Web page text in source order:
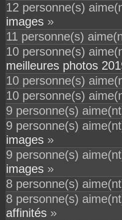
12 personne(s)
images »
11 personne(s)
10 personne(s)
meilleures photos
10 personne(s)
10 personne(s)
9 personne(s)
9 personne(s)
images »
9 personne(s)
images »
8 personne(s)
8 personne(s)
affinités »